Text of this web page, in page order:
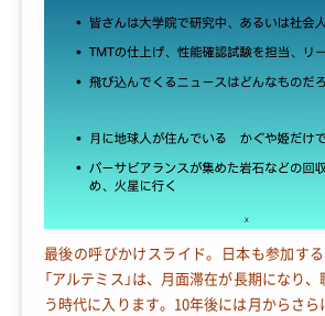
最後の呼びかけスライド。日本も参加す
「アルテミス」は、月面滞在が長期になり
う時代に入ります。10年後には月からさ